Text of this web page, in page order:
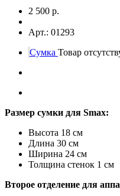
2 500 р.
Арт.: 01293
Сумка Товар
Размер сумки для Smax:
Высота 18 см
Длина 30 см
Ширина 24 см
Толщина стенок 1 см
Второе отделение для